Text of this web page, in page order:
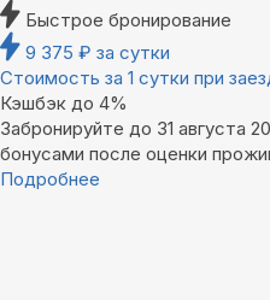
Быстрое бронирование
9 375 ₽ за сутки
Стоимость за 1 сутки при
Кэшбэк до 4%
Забронируйте до 31 августа
бонусами после оценки
Подробнее